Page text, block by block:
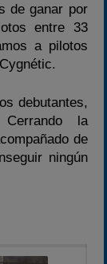
de ganar por
entre 33
a pilotos
debutantes,
la
de
ningún